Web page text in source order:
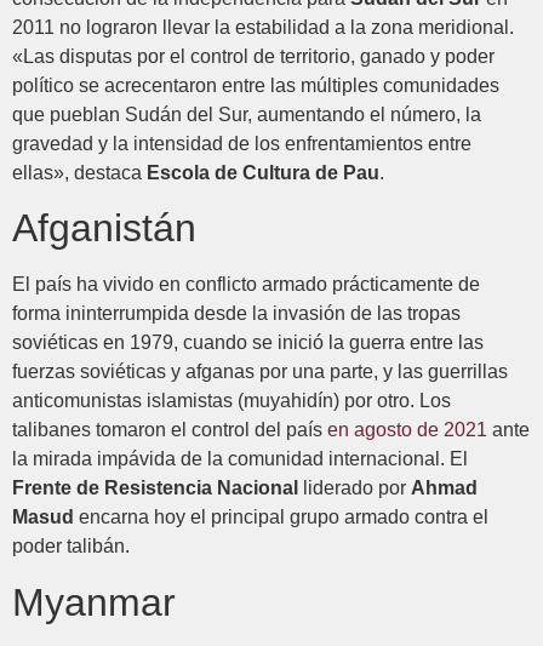
2011 no lograron llevar la estabilidad a la zona meridional.
«Las disputas por el control de territorio, ganado y poder
político se acrecentaron entre las múltiples comunidades
que pueblan Sudán del Sur, aumentando el número, la
gravedad y la intensidad de los enfrentamientos entre
ellas», destaca Escola de Cultura de Pau.
Afganistán
El país ha vivido en conflicto armado prácticamente de
forma ininterrumpida desde la invasión de las tropas
soviéticas en 1979, cuando se inició la guerra entre las
fuerzas soviéticas y afganas por una parte, y las guerrillas
anticomunistas islamistas (muyahidín) por otro. Los
talibanes tomaron el control del país en agosto de 2021 ante
la mirada impávida de la comunidad internacional. El
Frente de Resistencia Nacional
liderado por Ahmad
Masud encarna hoy el principal grupo armado contra el
poder talibán.
Myanmar